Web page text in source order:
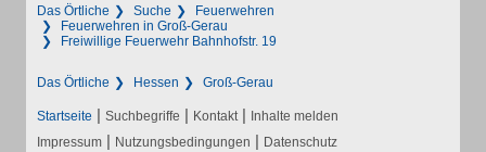
Das Örtliche Suche
Feuerwehren
Feuerwehren in Groß-Gerau
Freiwillige Feuerwehr Bahnhofstr. 19
Das Örtliche Hessen Groß-Gerau
Startseite | Suchbegriffe | Kontakt | Inhalte melden
Impressum | Nutzungsbedingungen | Datenschutz